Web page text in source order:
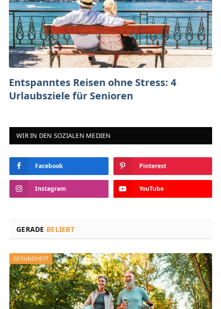
Entspanntes Reisen ohne Stress: 4
Urlaubsziele für Senioren
WIR IN DEN SOZIALEN MEDIEN
Facebook Pinterest
Instagram YouTube
GERADE BELIEBT
GESUNDHEIT